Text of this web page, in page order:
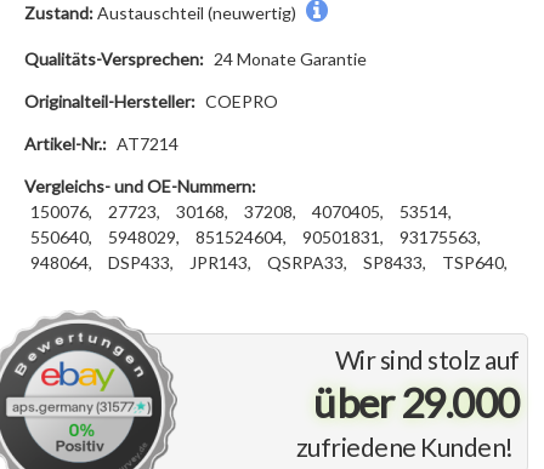
Wir sind stolz auf
über 29.000
zufriedene Kunden!
Zustand:Austauschteil (neuwertig)
Qualitäts-Versprechen: 24 Monate Garantie
Originalteil-Hersteller: COEPRO
Artikel-Nr.: AT7214
Vergleichs- und OE-Nummern:
150076,
27723, 30168, 37208, 4070405,
53514,
550640,
5948029, 851524604, 90501831,
93175563,
948064,
DSP433, JPR143, QSRPA33, SP8433, TSP640,